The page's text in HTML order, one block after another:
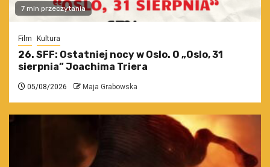
7 min przeczytania
Film Kultura
26. SFF: Ostatniej nocy w Oslo. O „Oslo, 31
sierpnia” Joachima Triera
05/08/2026 Maja Grabowska